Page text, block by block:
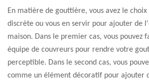
En matière de gouttière, vous avez le
discrète ou vous en servir pour ajouter de
maison. Dans le premier cas, vous pouvez
équipe de couvreurs pour rendre votre
perceptible. Dans le second cas, vous
comme un élément décoratif pour ajouter